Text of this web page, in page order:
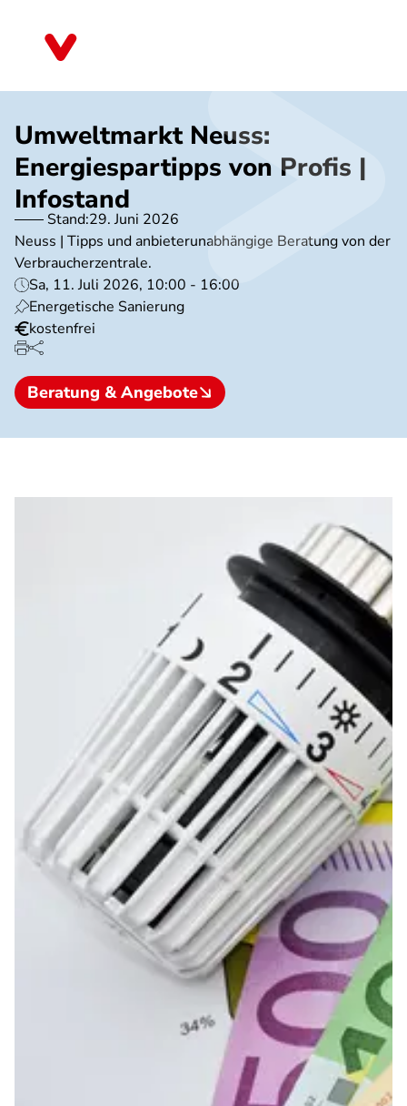
Umweltmarkt Neuss:
Energiespartipps von Profis |
Infostand
Stand:29. Juni 2026
Neuss | Tipps und anbieterunabhängige Beratung von der
Verbraucherzentrale.
Sa, 11. Juli 2026, 10:00 - 16:00
Energetische Sanierung
kostenfrei
Beratung & Angebote